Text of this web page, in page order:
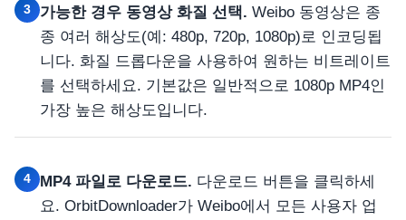
3 가능한 경우 동영상 화질 선택. Weibo 동영상은 종
종 여러 해상도(예: 480p, 720p, 1080p)로 인코딩됩
니다. 화질 드롭다운을 사용하여 원하는 비트레이트
를 선택하세요. 기본값은 일반적으로 1080p MP4인
가장 높은 해상도입니다.
4 MP4 파일로 다운로드. 다운로드 버튼을 클릭하세
요. OrbitDownloader가 Weibo에서 모든 사용자 업